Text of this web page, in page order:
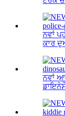
ਨਵਾਂ
ਕਾਰ
ਨਵਾਂ